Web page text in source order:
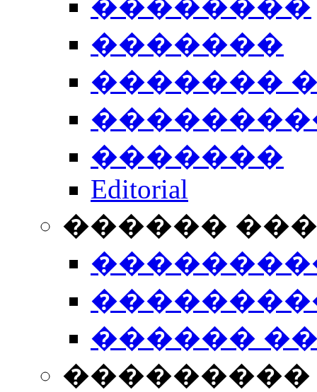
�������
�������
�������
Editorial
������
������
���������